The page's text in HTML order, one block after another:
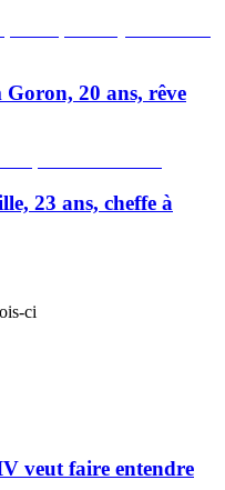
20 ans, rêve
23 ans, cheffe à
ci
veut faire entendre